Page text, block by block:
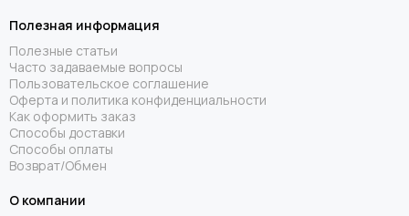
Полезная информация
Полезные статьи
Часто задаваемые вопросы
Пользовательское соглашение
Оферта и политика конфиденциальности
Как оформить заказ
Способы доставки
Способы оплаты
Возврат/Обмен
О компании